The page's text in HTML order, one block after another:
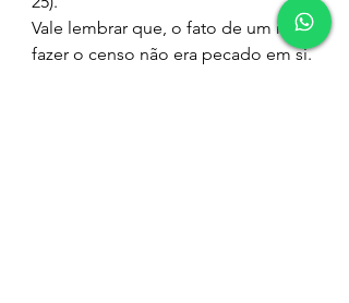
Vale lembrar que, o fato de um rei
fazer o censo não era pecado em si.